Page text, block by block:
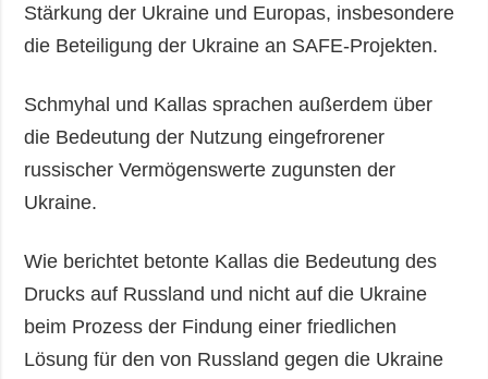
Stärkung der Ukraine und Europas, insbesondere
die Beteiligung der Ukraine an SAFE-Projekten.
Schmyhal und Kallas sprachen außerdem über
die Bedeutung der Nutzung eingefrorener
russischer Vermögenswerte zugunsten der
Ukraine.
Wie berichtet betonte Kallas die Bedeutung des
Drucks auf Russland und nicht auf die Ukraine
beim Prozess der Findung einer friedlichen
Lösung für den von Russland gegen die Ukraine